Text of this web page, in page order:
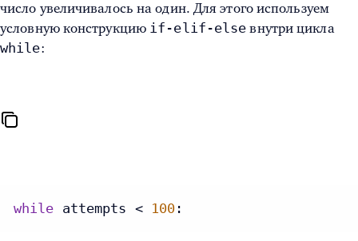
число увеличивалось на один. Для этого используем
условную конструкцию if-elif-else внутри цикла
while:
while attempts < 100 :